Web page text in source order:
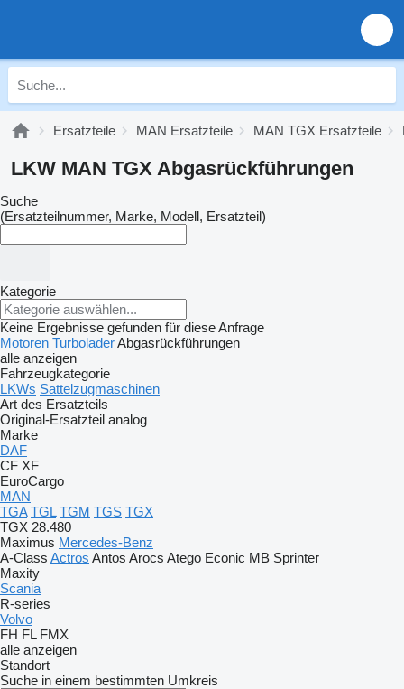
Ersatzteile MAN Ersatzteile MAN TGX Ersatzteile
LKW MAN TGX Abgasrückführungen
Suche
(Ersatzteilnummer, Marke, Modell, Ersatzteil)
Kategorie
Keine Ergebnisse gefunden für diese Anfrage
Motoren TurboladerAbgasrückführungen
alle anzeigen
Fahrzeugkategorie
LKWs Sattelzugmaschinen
Art des Ersatzteils
Original-Ersatzteil analog
Marke
DAF
CF XF
EuroCargo
MAN
TGA TGL TGM TGS TGX
TGX 28.480
Maximus Mercedes-Benz
A-Class Actros Antos Arocs Atego Econic MB Sprinter
Maxity
Scania
R-series
Volvo
FH FL FMX
alle anzeigen
Standort
Suche in einem bestimmten Umkreis